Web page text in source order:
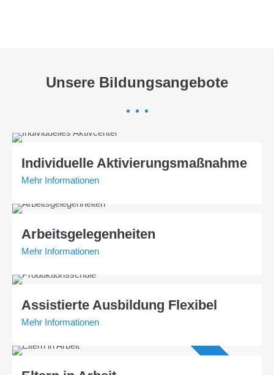
Unsere Bildungsangebote
Individuelle Aktivierungsmaßnahme
Mehr Informationen
Arbeitsgelegenheiten
Mehr Informationen
Assistierte Ausbildung Flexibel
Mehr Informationen